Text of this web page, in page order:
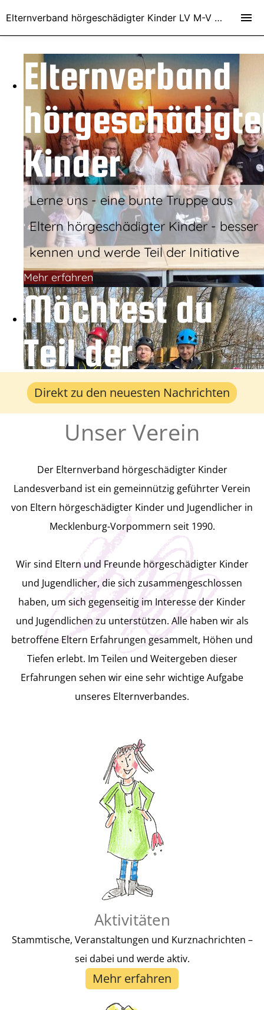
Elternverband
Kinder
Lerne uns - eine bunte Truppe aus
Eltern hörgeschädigter Kinder - besser
kennen und werde Teil der Initiative
Mehr erfahren
Möchtest du
Teil der
Gemeinschaft
werden?
Der Verband ist offen für Alle! Wir
freuen uns über jeden Neuzugang,
der einen frischen Wind bringt!
Tut gut
Der Verband ist auf Spenden
angewiesen, denn in jeder Generation
gibt es Eltern, die Unterstützung
benötigen!
Wir freuen uns über jede Spende, die
den Fortbestand des Vereins sichert!
Direkt zu den neuesten Nachrichten
Unser Verein
Der Elternverband hörgeschädigter Kinder
Landesverband ist ein gemeinnützig geführter Verein
von Eltern hörgeschädigter Kinder und Jugendlicher in
Mecklenburg-Vorpommern seit 1990.
Wir sind Eltern und Freunde hörgeschädigter Kinder
und Jugendlicher, die sich zusammengeschlossen
haben, um sich gegenseitig im Interesse der Kinder
und Jugendlichen zu unterstützen. Alle haben wir als
betroffene Eltern Erfahrungen gesammelt, Höhen und
Tiefen erlebt. Im Teilen und Weitergeben dieser
Erfahrungen sehen wir eine sehr wichtige Aufgabe
unseres Elternverbandes.
Aktivitäten
Stammtische, Veranstaltungen und Kurznachrichten –
sei dabei und werde aktiv.
Mehr erfahren
Elternverband hörgeschädigter Kinder LV M-V e.V.